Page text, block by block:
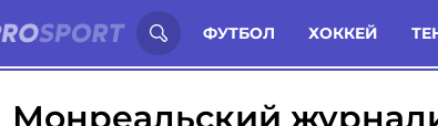
ФУТБОЛ ХОККЕЙ
Иностранцы о спорте России: Статьи Комменты
Монреальский